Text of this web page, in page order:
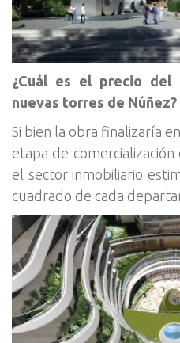
¿Cuál es el precio del
nuevas torres de Núñez?
Si bien la obra finalizaría
etapa de comercialización
el sector inmobiliario
cuadrado de cada